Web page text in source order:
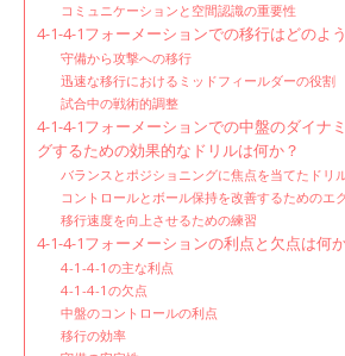
コミュニケーションと空間認識の重要性
4-1-4-1フォーメーションでの移行はどのよ
守備から攻撃への移行
迅速な移行におけるミッドフィールダーの役割
試合中の戦術的調整
4-1-4-1フォーメーションでの中盤のダイナ
グするための効果的なドリルは何か？
バランスとポジショニングに焦点を当てたドリ
コントロールとボール保持を改善するためのエ
移行速度を向上させるための練習
4-1-4-1フォーメーションの利点と欠点は何
4-1-4-1の主な利点
4-1-4-1の欠点
中盤のコントロールの利点
移行の効率